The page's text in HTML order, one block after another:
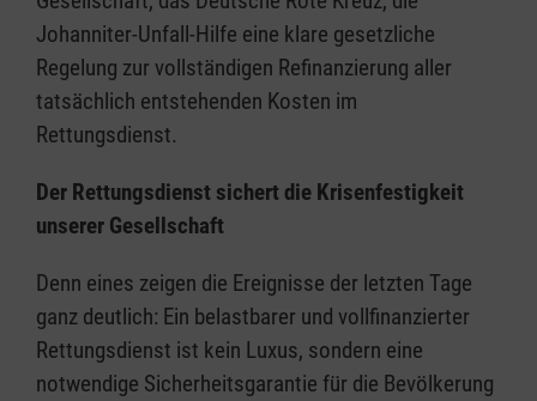
Johanniter-Unfall-Hilfe eine klare gesetzliche
Regelung zur vollständigen Refinanzierung aller
tatsächlich entstehenden Kosten im
Rettungsdienst.
Der Rettungsdienst sichert die Krisenfestigkeit
unserer Gesellschaft
Denn eines zeigen die Ereignisse der letzten Tage
ganz deutlich: Ein belastbarer und vollfinanzierter
Rettungsdienst ist kein Luxus, sondern eine
notwendige Sicherheitsgarantie für die Bevölkerung